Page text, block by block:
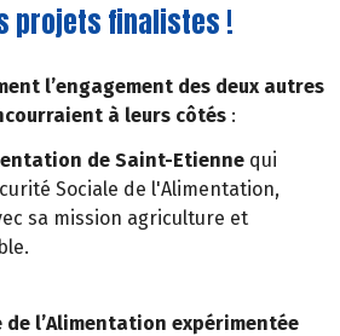
projets finalistes !
l’engagement des deux autres
à leurs côtés :
de Saint-Etienne qui
Sociale de l'Alimentation,
sa mission agriculture et
de l’Alimentation expérimentée